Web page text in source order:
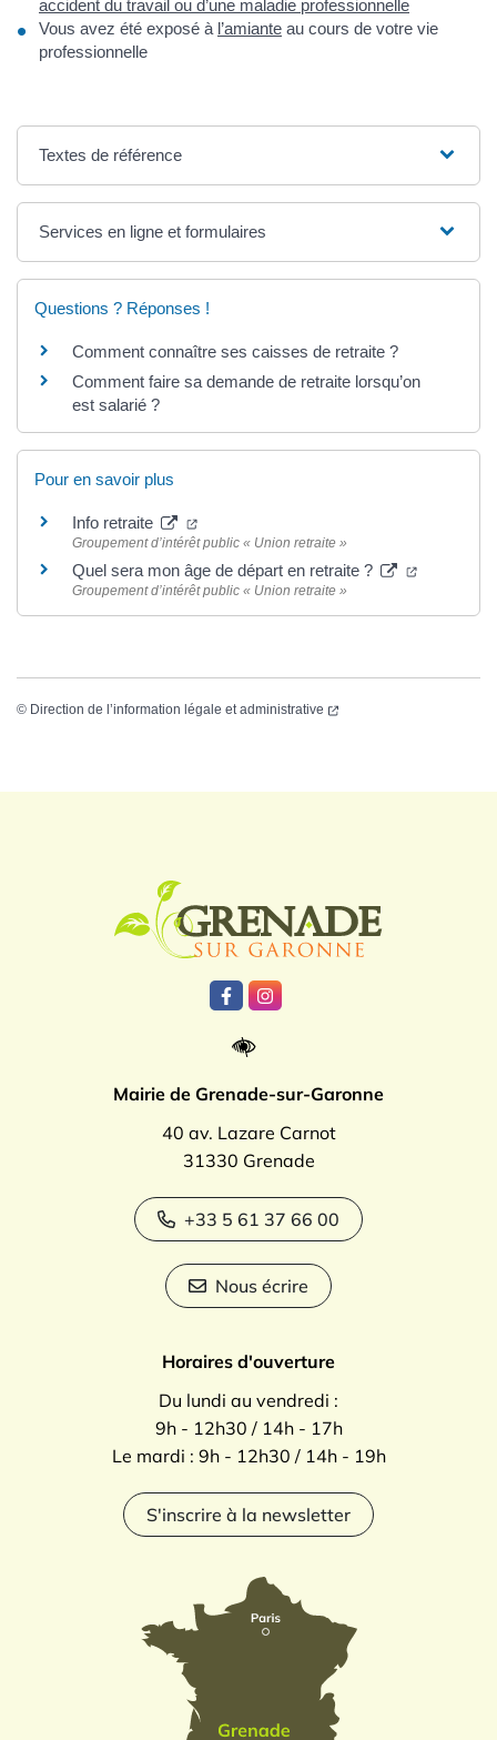
accident du travail ou d’une maladie professionnelle
Vous avez été exposé à l’amiante au cours de votre vie
professionnelle
Textes de référence
Services en ligne et formulaires
Questions ? Réponses !
Comment connaître ses caisses de retraite ?
Comment faire sa demande de retraite lorsqu’on
est salarié ?
Pour en savoir plus
Info retraite
Groupement d’intérêt public « Union retraite »
Quel sera mon âge de départ en retraite ?
Groupement d’intérêt public « Union retraite »
© Direction de l’information légale et administrative
Lien vers le compte Facebook
Lien vers le compte
Mairie de Grenade-sur-Garonne
40 av. Lazare Carnot
31330 Grenade
+33 5 61 37 66 00
Nous écrire
Horaires d'ouverture
Du lundi au vendredi :
9h - 12h30 / 14h - 17h
Le mardi : 9h - 12h30 / 14h - 19h
S'inscrire à la newsletter